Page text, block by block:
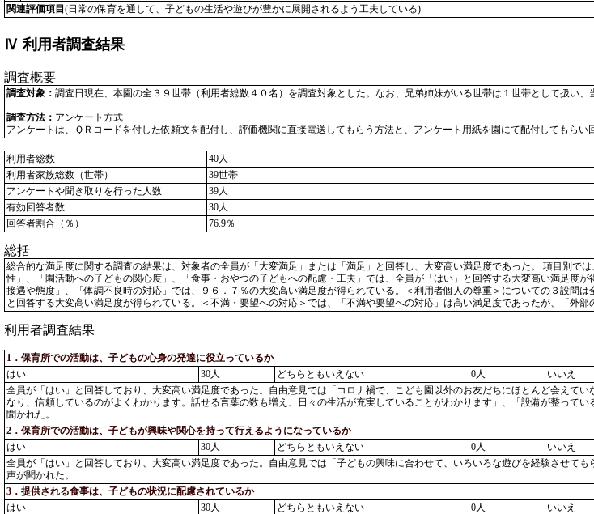
関連評価項目(日常の保育を通して、子どもの生活や遊びが豊かに展開されるよう工夫している)
Ⅳ 利用者調査結果
調査概要
調査対象： 調査日現在、本園の全３９世帯（利用者総数４０名）を調査対象とした。なお、兄弟姉妹がいる世帯は１世帯として扱い
調査方法： アンケート方式
アンケートは、ＱＲコードを付した依頼文を配付し、評価機関に直接電送してもらう方法と、アンケート用紙を園にて配付してもら
利用者総数
40人
利用者家族総数（世帯）
39世帯
アンケートや聞き取りを行った人数
39人
有効回答者数
30人
回答者割合（％）
76.9％
総括
総合的な満足度に関する調査の結果は、対象者の全員が「大変満足」または「満足」と回答し、大変高い満足度であった。 項目別
性」、「園活動への子どもの関心度」、「食事・おやつの子どもへの配慮・工夫」では、全員が「はい」と回答する大変高い満足度
接遇や態度」、「体調不良時の対応」では、９６．７％の大変高い満足度が得られている。＜利用者個人の尊重＞についての３設問
と回答する大変高い満足度が得られている。＜不満・要望への対応＞では、「不満や要望への対応」は高い満足度であったが、「外
利用者調査結果
1．保育所での活動は、子どもの心身の発達に役立っているか
はい
30人 どちらともいえない 0人 いいえ
全員が「はい」と回答しており、大変高い満足度であった。自由意見では「コロナ禍で、こども園以外のお友だちにほとんど会えて
なり、信頼しているのがよくわかります。話せる言葉の数も増え、日々の生活が充実していることがわかります」、「設備が整って
聞かれた。
2．保育所での活動は、子どもが興味や関心を持って行えるようになっているか
はい
30人 どちらともいえない 0人 いいえ
全員が「はい」と回答しており、大変高い満足度であった。自由意見では「子どもの興味に合わせて、いろいろな遊びを経験させて
声が聞かれた。
3．提供される食事は、子どもの状況に配慮されているか
はい
30人 どちらともいえない 0人 いいえ